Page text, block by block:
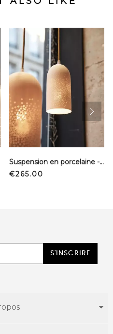
Suspension en porcelaine - Artifice - Ecru - S
Price
€265.00
S'INSCRIRE